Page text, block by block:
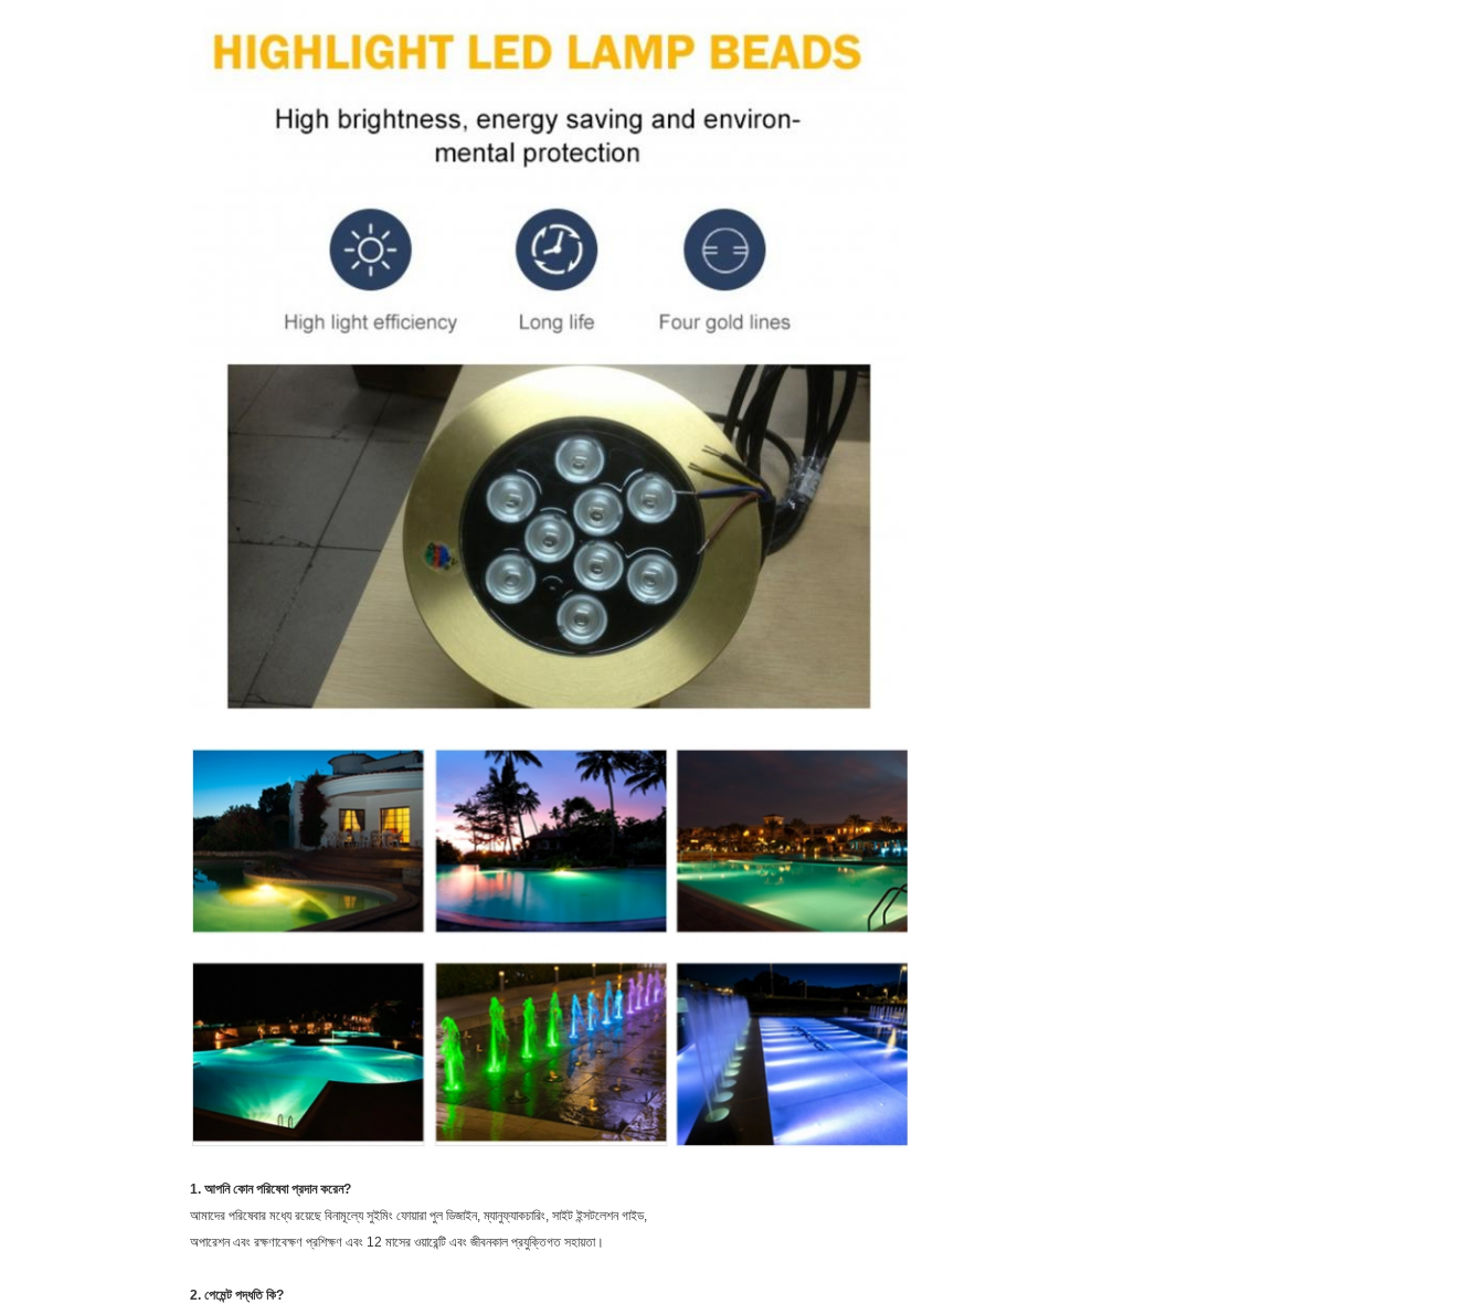
1. আপনি কোন পরিষেবা প্রদান করেন?
আমাদের পরিষেবার মধ্যে রয়েছে বিনামূল্যে সুইমিং ফোয়ারা পুল ডিজাইন, ম্যানুফ্যাকচারিং, সাইট ইন্সটলেশন গাইড,
অপারেশন এবং রক্ষণাবেক্ষণ প্রশিক্ষণ এবং 12 মাসের ওয়ারেন্টি এবং জীবনকাল প্রযুক্তিগত সহায়তা।
2. পেমেন্ট পদ্ধতি কি?